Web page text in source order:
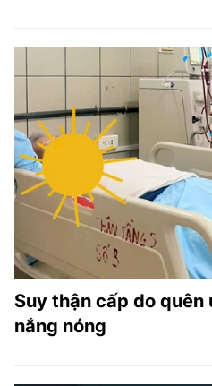
Suy thận cấp do
nắng nóng